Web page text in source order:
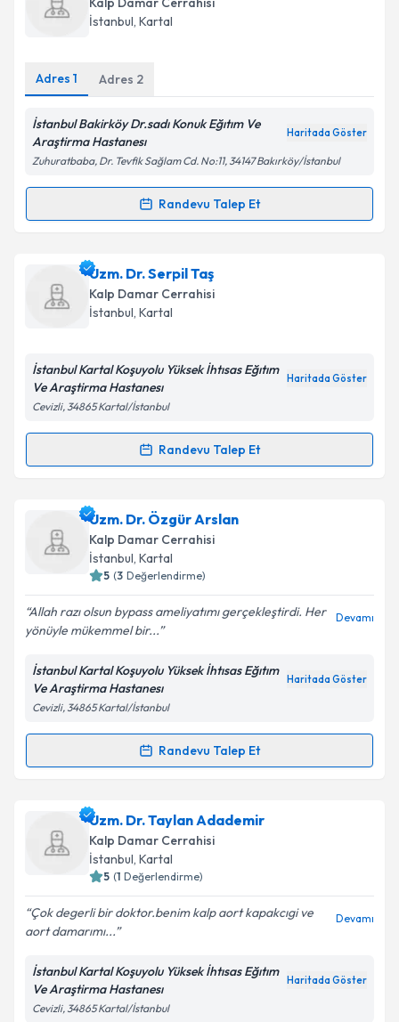
takvim hazırlandığında e-posta ile bilgilendireceğiz.
Kişisel verilerimin işlenmesine ilişkin
Aydınlatma
Metni'ni okudum ve kişisel verilerimin belirtilen
İstanbul, Kartal
Adres 1 Adres 2
İstanbul Bakirköy Dr.sadı Konuk Eğıtım Ve
Araştirma Hastanesı
Haritada Göster
Zuhuratbaba, Dr. Tevfik Sağlam Cd. No:11, 34147 Bakırköy/İstanbul
Randevu Talep Et
Randevu Takvimi Talebi
Uzm. Dr. Eylül Kafalı Başaran
talebi oluşturun. Size bu uzmandan randevu almanız
için bir takvim hazırlandığında e-posta ile
Kişisel verilerimin işlenmesine ilişkin
Metni'ni okudum ve kişisel verilerimin belirtilen
Takvim Talebini Gönder
Uzm. Dr. Serpil Taş
Kalp Damar Cerrahisi
İstanbul, Kartal
İstanbul Kartal Koşuyolu Yüksek İhtısas Eğıtım
Ve Araştirma Hastanesı
Haritada Göster
Cevizli, 34865 Kartal/İstanbul
Randevu Talep Et
Randevu Takvimi Talebi
Uzm. Dr. Serpil Taşiçin randevu takvimi talebi
oluşturun. Size bu uzmandan randevu almanız için bir
takvim hazırlandığında e-posta ile bilgilendireceğiz.
Kişisel verilerimin işlenmesine ilişkin Aydınlatma
Metni'ni okudum ve kişisel verilerimin belirtilen
kapsamda işlenmesini kabul ediyorum.
Takvim Talebini Gönder
Uzm. Dr. Özgür Arslan
Kalp Damar Cerrahisi
İstanbul, Kartal
5 (3 Değerlendirme)
Allah razı olsun bypass ameliyatımı gerçekleştirdi. Her
yönüyle mükemmel bir...
Devamı
İstanbul Kartal Koşuyolu Yüksek İhtısas Eğıtım
Ve Araştirma Hastanesı
Haritada Göster
Cevizli, 34865 Kartal/İstanbul
Randevu Talep Et
Randevu Takvimi Talebi
Uzm. Dr. Özgür Arslaniçin randevu takvimi talebi
oluşturun. Size bu uzmandan randevu almanız için bir
takvim hazırlandığında e-posta ile bilgilendireceğiz.
Kişisel verilerimin işlenmesine ilişkin Aydınlatma
Metni'ni okudum ve kişisel verilerimin belirtilen
kapsamda işlenmesini kabul ediyorum.
Uzm. Dr. Taylan Adademir
Kalp Damar Cerrahisi
İstanbul, Kartal
5 (1 Değerlendirme)
Çok degerli bir doktor.benim kalp aort kapakcıgi ve
aort damarımı...
Devamı
İstanbul Kartal Koşuyolu Yüksek İhtısas Eğıtım
Ve Araştirma Hastanesı
Haritada Göster
Cevizli, 34865 Kartal/İstanbul